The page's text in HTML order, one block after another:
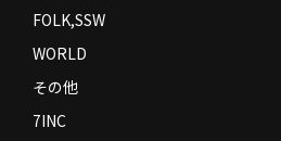
FOLK,SSW
WORLD
その他
7INC